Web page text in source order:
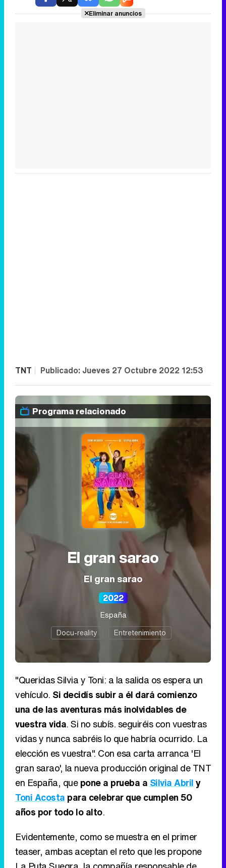
Eliminar anuncios
TNT | Publicado: Jueves 27 Octubre 2022 12:53
Programa relacionado
El gran sarao
El gran sarao
2022
España
Docu-reality Entretenimiento
"Queridas Silvia y Toni: a la salida os espera un
vehículo. Si decidís subir a él dará comienzo
una de las aventuras más inolvidables de
vuestra vida. Si no subís. seguiréis con vuestras
vidas y nunca sabréis lo que habría ocurrido. La
elección es vuestra". Con esa carta arranca 'El
gran sarao', la nueva producción original de TNT
en España, quepone a prueba a Silvia Abrily
Toni Acosta para celebrar que cumplen 50
años por todo lo alto.
Evidentemente, como se muestra en el primer
teaser, ambas aceptan el reto que les propone